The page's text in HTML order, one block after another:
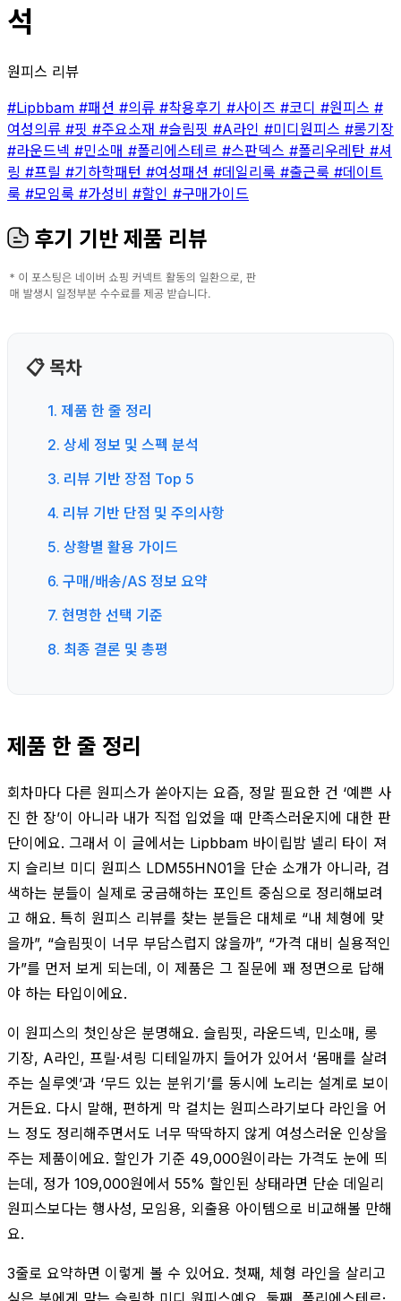
석
원피스 리뷰
#Lipbbam #패션 #의류 #착용후기 #사이즈 #코디 #원피스 #
여성의류 #핏 #주요소재 #슬림핏 #A라인 #미디원피스 #롱기장
#라운드넥 #민소매 #폴리에스테르 #스판덱스 #폴리우레탄 #셔
링 #프릴 #기하학패턴 #여성패션 #데일리룩 #출근룩 #데이트
룩 #모임룩 #가성비 #할인 #구매가이드
후기 기반 제품 리뷰
📋 목차
1. 제품 한 줄 정리
2. 상세 정보 및 스펙 분석
3. 리뷰 기반 장점 Top 5
4. 리뷰 기반 단점 및 주의사항
5. 상황별 활용 가이드
6. 구매/배송/AS 정보 요약
7. 현명한 선택 기준
8. 최종 결론 및 총평
제품 한 줄 정리
회차마다 다른 원피스가 쏟아지는 요즘, 정말 필요한 건 ‘예쁜 사
진 한 장’이 아니라 내가 직접 입었을 때 만족스러운지에 대한 판
단이에요. 그래서 이 글에서는 Lipbbam 바이립밤 넬리 타이 져
지 슬리브 미디 원피스 LDM55HN01을 단순 소개가 아니라, 검
색하는 분들이 실제로 궁금해하는 포인트 중심으로 정리해보려
고 해요. 특히 원피스 리뷰를 찾는 분들은 대체로 “내 체형에 맞
을까”, “슬림핏이 너무 부담스럽지 않을까”, “가격 대비 실용적인
가”를 먼저 보게 되는데, 이 제품은 그 질문에 꽤 정면으로 답해
야 하는 타입이에요.
이 원피스의 첫인상은 분명해요. 슬림핏, 라운드넥, 민소매, 롱
기장, A라인, 프릴·셔링 디테일까지 들어가 있어서 ‘몸매를 살려
주는 실루엣’과 ‘무드 있는 분위기’를 동시에 노리는 설계로 보이
거든요. 다시 말해, 편하게 막 걸치는 원피스라기보다 라인을 어
느 정도 정리해주면서도 너무 딱딱하지 않게 여성스러운 인상을
주는 제품이에요. 할인가 기준 49,000원이라는 가격도 눈에 띄
는데, 정가 109,000원에서 55% 할인된 상태라면 단순 데일리
원피스보다는 행사성, 모임용, 외출용 아이템으로 비교해볼 만해
요.
3줄로 요약하면 이렇게 볼 수 있어요. 첫째, 체형 라인을 살리고